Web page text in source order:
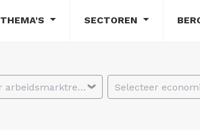
THEMA'S SECTOREN
Selecteer arbeidsmarktregio